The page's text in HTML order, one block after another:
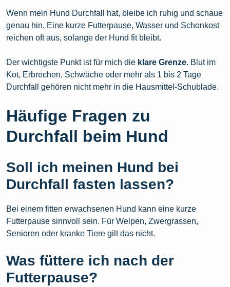
Wenn mein Hund Durchfall hat, bleibe ich ruhig und schaue
genau hin. Eine kurze Futterpause, Wasser und Schonkost
reichen oft aus, solange der Hund fit bleibt.
Der wichtigste Punkt ist für mich die klare Grenze. Blut im
Kot, Erbrechen, Schwäche oder mehr als 1 bis 2 Tage
Durchfall gehören nicht mehr in die Hausmittel-Schublade.
Häufige Fragen zu
Durchfall beim Hund
Soll ich meinen Hund bei
Durchfall fasten lassen?
Bei einem fitten erwachsenen Hund kann eine kurze
Futterpause sinnvoll sein. Für Welpen, Zwergrassen,
Senioren oder kranke Tiere gilt das nicht.
Was füttere ich nach der
Futterpause?